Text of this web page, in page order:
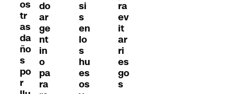
os
tr
as
da
ño
s
po
r
do
ar
ge
nt
in
o
pa
ra
si
s
en
lo
s
hu
es
os
ra
ev
it
ar
ri
es
go
s